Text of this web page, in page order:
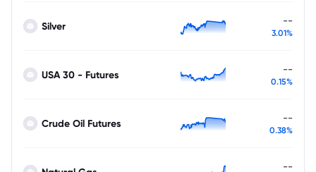
Silver --
3.01%
USA 30 - Futures --
0.15%
Crude Oil Futures --
0.38%
--